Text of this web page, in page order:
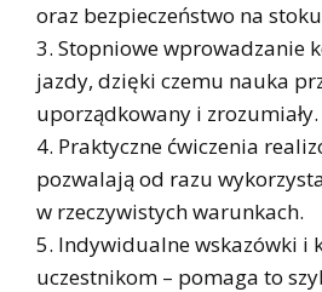
oraz bezpieczeństwo na
Stopniowe wprowadzanie
jazdy, dzięki czemu nauka
uporządkowany i zrozumiały.
Praktyczne ćwiczenia
pozwalają od razu
w rzeczywistych warunkach.
Indywidualne wskazówki i
uczestnikom – pomaga to